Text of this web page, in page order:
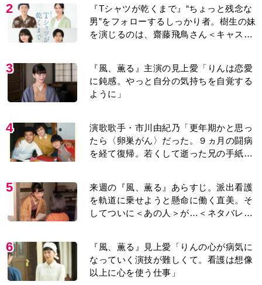
2
『Tシャツが乾くまで』“ちょっと残念な
男”をフォローするしっかり者。樹生の妹
を演じるのは、齋藤飛鳥さん＜キャスト
3
『風、薫る』主演の見上愛「りんは恋愛
に鈍感。やっと自分の気持ちを自覚する
ように」
4
演歌歌手・市川由紀乃「更年期かと思っ
たら〈卵巣がん〉だった。９ヵ月の闘病
を経て復帰。若くして逝った兄の手紙を
5
来週の『風、薫る』あらすじ。派出看護
を軌道に乗せようと懸命に働く直美。そ
してついに＜あの人＞が…＜ネタバレあ
6
『風、薫る』見上愛「りんの心が病気に
なっていく演技が難しくて。看護は想像
以上に心を使う仕事」